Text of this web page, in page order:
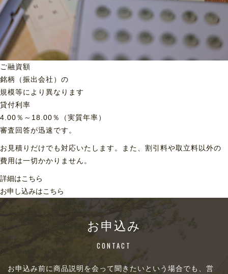
ご融資額
銘柄（振出会社）の
規模等により異なります
貸付利率
4.00％～18.00％（実質年率）
審査回答が迅速です。
お見積りだけでも対応いたします。また、割引料や取立料以外の
費用は一切かかりません。
詳細はこちら
お申し込みはこちら
お申込み
CONTACT
お申込み前に商品説明を会って聞きたいという場合でも、営